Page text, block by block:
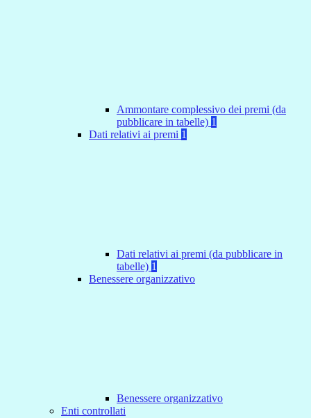
Ammontare complessivo dei premi (da
pubblicare in tabelle) 1
Dati relativi ai premi 1
Dati relativi ai premi (da pubblicare in
tabelle) 1
Benessere organizzativo
Benessere organizzativo
Enti controllati